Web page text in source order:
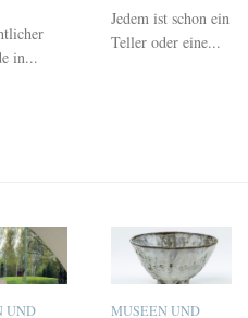
in...
Jedem ist schon ein
Teller oder eine...
UND MUSEEN UND